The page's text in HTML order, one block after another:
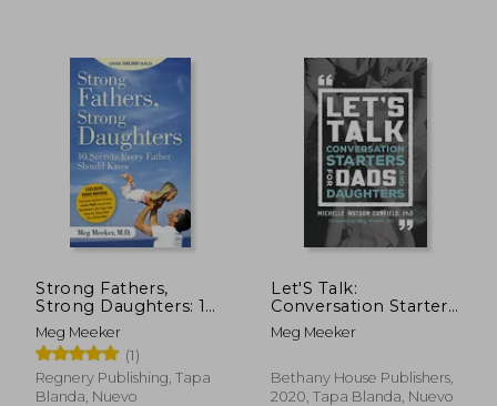
Strong Fathers,
Strong Daughters: 10
Secrets Every Father
Should Know (en
Inglés)
Meg Meeker
(1)
Regnery Publishing, Tapa
Blanda, Nuevo
Let'S Talk:
Conversation Starters
for Dads and
Daughters (en Inglés)
Meg Meeker
Bethany House Publishers,
2020, Tapa Blanda, Nuevo